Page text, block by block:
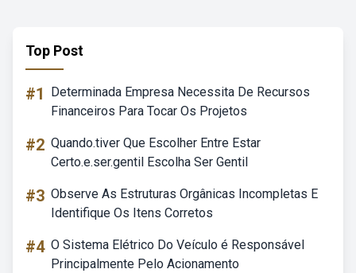
Top Post
#1
Determinada Empresa Necessita De Recursos
Financeiros Para Tocar Os Projetos
#2 Quando.tiver Que Escolher Entre Estar
Certo.e.ser.gentil Escolha Ser Gentil
#3 Observe As Estruturas Orgânicas Incompletas E
Identifique Os Itens Corretos
#4 O Sistema Elétrico Do Veículo é Responsável
Principalmente Pelo Acionamento